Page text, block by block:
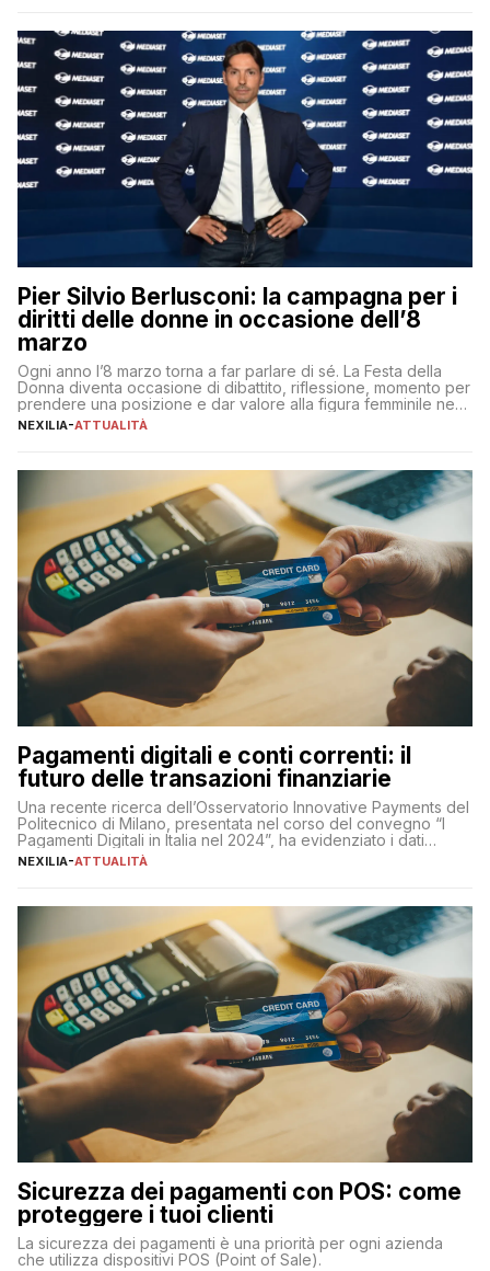
Pier Silvio Berlusconi: la campagna per i
diritti delle donne in occasione dell’8
marzo
Ogni anno l’8 marzo torna a far parlare di sé. La Festa della
Donna diventa occasione di dibattito, riflessione, momento per
prendere una posizione e dar valore alla figura femminile nella
sua complessità e crucialità. A lanciare un messaggio “forte e
NEXILIA-ATTUALITÀ
Pagamenti digitali e conti correnti: il
futuro delle transazioni finanziarie
Una recente ricerca dell’Osservatorio Innovative Payments del
Politecnico di Milano, presentata nel corso del convegno “I
Pagamenti Digitali in Italia nel 2024”, ha evidenziato i dati
definitivi del primo semestre 2024 relativamente alle
NEXILIA-ATTUALITÀ
Sicurezza dei pagamenti con POS: come
proteggere i tuoi clienti
La sicurezza dei pagamenti è una priorità per ogni azienda
che utilizza dispositivi POS (Point of Sale).